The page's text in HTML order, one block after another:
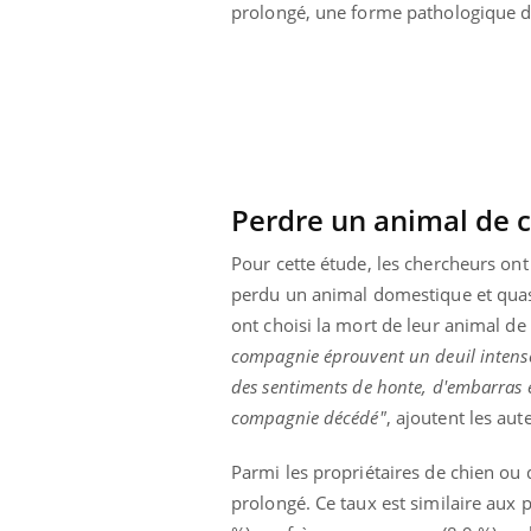
prolongé, une forme pathologique
Perdre un animal de
Pour cette étude, les chercheurs
perdu un animal domestique et
ont choisi la mort de leur animal
compagnie éprouvent un deuil
des sentiments de honte,
compagnie décédé", ajoutent les
Parmi les propriétaires de chien
prolongé. Ce taux est similaire aux
Mordue par une tique en